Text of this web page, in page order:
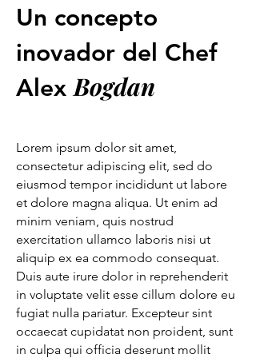
Un concepto
inovador del Chef
AlexBogdan
Lorem ipsum dolor sit amet,
consectetur adipiscing elit, sed do
eiusmod tempor incididunt ut labore
et dolore magna aliqua. Ut enim ad
minim veniam, quis nostrud
exercitation ullamco laboris nisi ut
aliquip ex ea commodo consequat.
Duis aute irure dolor in reprehenderit
in voluptate velit esse cillum dolore eu
fugiat nulla pariatur. Excepteur sint
occaecat cupidatat non proident, sunt
in culpa qui officia deserunt mollit